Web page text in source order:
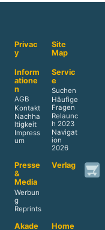
Privac
y
Site
Map
Inform
atione
n
AGB
Kontakt
Nachha
ltigkeit
Impress
um
Servic
e
Suchen
Häufige
Fragen
Relaunc
h 2023
Navigat
ion
2026
Presse
&
Media
Werbun
g
Reprints
Verlag
Akade Home